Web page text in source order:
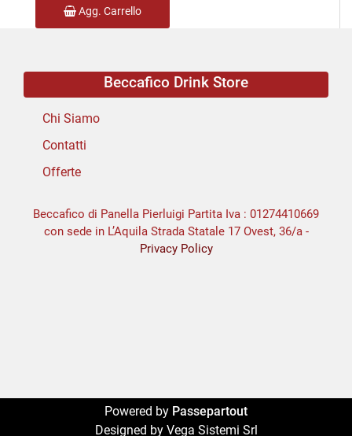
Agg. Carrello
Beccafico Drink Store
Chi Siamo
Contatti
Offerte
Beccafico di Panella Pierluigi Partita Iva : 01274410669
con sede in L’Aquila Strada Statale 17 Ovest, 36/a -
Privacy Policy
Powered by Passepartout
Designed by Vega Sistemi Srl